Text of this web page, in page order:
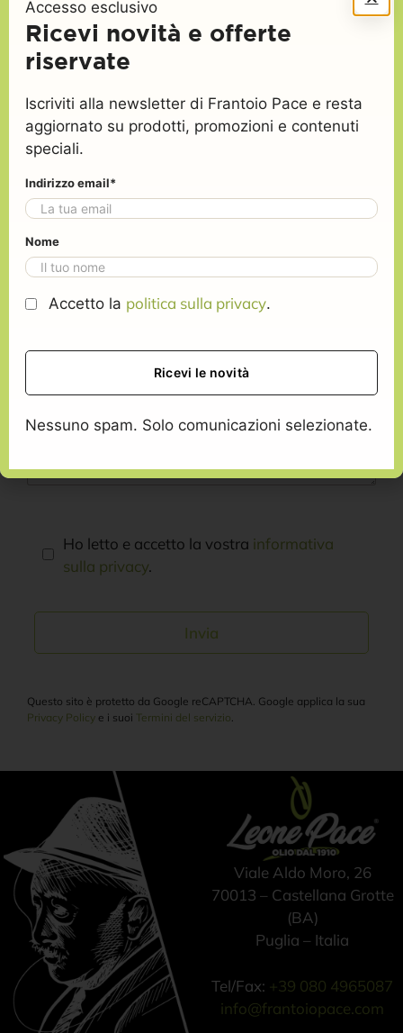
Recapito telefonico (richiesto)
Stai contattando il Frantoio Leone Pace per
Specifica meglio la tua richiesta (richiesto)
Ho letto e accetto la vostra informativa
sulla privacy.
Questo sito è protetto da Google reCAPTCHA. Google applica la sua
Privacy Policy e i suoi Termini del servizio
Viale Aldo Moro, 26
70013 – Castellana Grotte
(BA)
Puglia – Italia
Tel/Fax: +39 080 4965087
info@frantoiopace.com
Accesso esclusivo
Ricevi novità e offerte
riservate
Iscriviti alla newsletter di Frantoio Pace e resta
aggiornato su prodotti, promozioni e contenuti
speciali.
Indirizzo email*
Nome
Accetto la politica sulla privacy.
Nessuno spam. Solo comunicazioni selezionate.